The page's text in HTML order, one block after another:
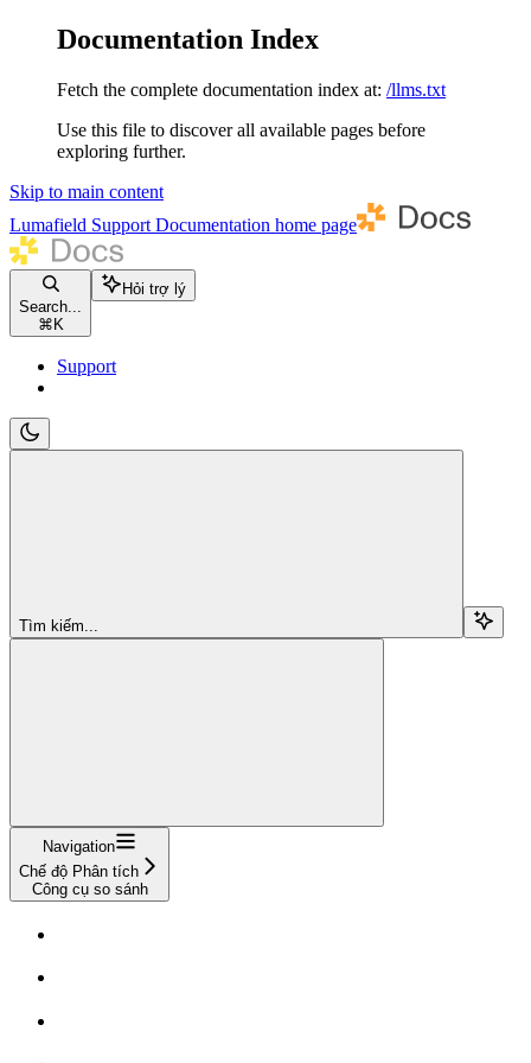
Documentation Index
Fetch the complete documentation index at: /llms.txt
Use this file to discover all available pages before
exploring further.
Skip to main content
Lumafield Support Documentation home page
Search...
⌘ K
Hỏi trợ lý
Support
Tìm kiếm...
Navigation
Chế độ Phân tích
Công cụ so sánh